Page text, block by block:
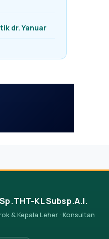
dr. Yanuar
KL Subsp.A.I.
& Kepala Leher · Konsultan